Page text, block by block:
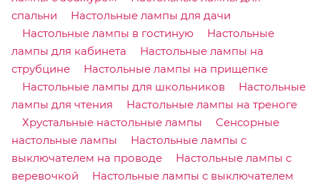
спальни
Настольные лампы для дачи
Настольные лампы в гостиную
Настольные
лампы для кабинета
Настольные лампы на
струбцине
Настольные лампы на прищепке
Настольные лампы для школьников
Настольные
лампы для чтения
Настольные лампы на треноге
Хрустальные настольные лампы
Сенсорные
настольные лампы
Настольные лампы с
выключателем на проводе
Настольные лампы с
веревочкой
Настольные лампы с выключателем